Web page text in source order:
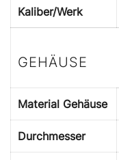
Kaliber/Werk
GEHÄUSE
Material Gehäuse
Durchmesser